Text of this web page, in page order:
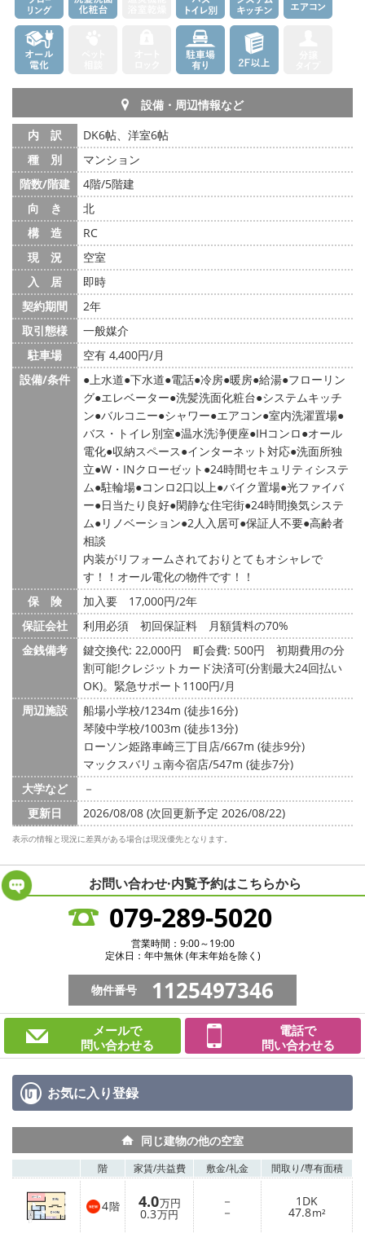
設備・周辺情報など
内 訳
DK6帖、洋室6帖
種 別
マンション
階数/階建
4階/5階建
向 き
北
構 造
RC
現 況
空室
入 居
即時
契約期間
2年
取引態様
一般媒介
駐車場
空有 4,400円/月
設備/条件
上水道 下水道 電話 冷房 暖房 給湯 フローリン
グ エレベーター 洗髪洗面化粧台 システムキッチ
ン バルコニー シャワー エアコン 室内洗濯置場
バス・トイレ別室 温水洗浄便座 IHコンロ オール
電化 収納スペース インターネット対応 洗面所独
立 W・INクローゼット 24時間セキュリティシステ
ム 駐輪場 コンロ2口以上 バイク置場 光ファイバ
ー 日当たり良好 閑静な住宅街 24時間換気システ
ム
リノベーション 2人入居可 保証人不要 高齢者
相談
内装がリフォームされておりとてもオシャレで
す！！オール電化の物件です！！
保 険
加入要 17,000円/2年
保証会社
利用必須 初回保証料 月額賃料の70%
金銭備考
鍵交換代: 22,000円 町会費: 500円
初期費用の分
割可能!クレジットカード決済可(分割最大24回払い
OK)。緊急サポート1100円/月
周辺施設
船場小学校/1234m (徒歩16分)
琴陵中学校/1003m (徒歩13分)
ローソン姫路車崎三丁目店/667m (徒歩9分)
マックスバリュ南今宿店/547m (徒歩7分)
大学など
－
更新日
2026/08/08 (次回更新予定 2026/08/22)
表示の情報と現況に差異がある場合は現況優先となります。
お問い合わせ·内覧予約はこちらから
079-289-5020
営業時間：9:00～19:00
定休日：年中無休 (年末年始を除く)
物件番号 1125497346
メールで
問い合わせる
電話で
問い合わせる
お気に入り登録
同じ建物の他の空室
階 家賃/共益費 敷金/礼金 間取り/専有面積
4階 4.0万円
0.3万円
－
－
1DK
47.8m²